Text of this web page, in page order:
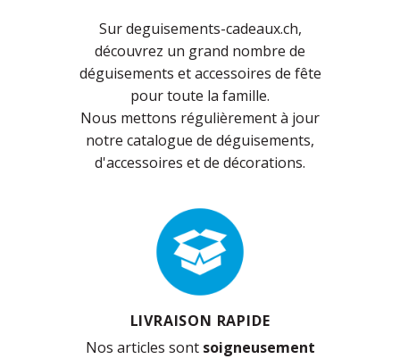
Sur deguisements-cadeaux.ch,
découvrez un grand nombre de
déguisements et accessoires de fête
pour toute la famille.
Nous mettons régulièrement à jour
notre catalogue de déguisements,
d'accessoires et de décorations.
LIVRAISON RAPIDE
Nos articles sont soigneusement